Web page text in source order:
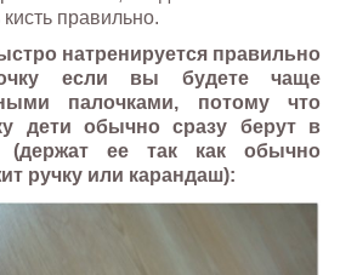
правильно.
натренируется правильно
если вы будете чаще
палочками, потому что
дети обычно сразу берут в
(держат ее так как обычно
ручку или карандаш):